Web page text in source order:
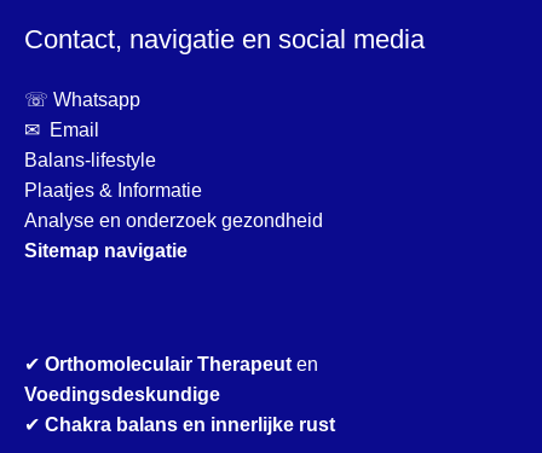
Contact, navigatie en social media
☏ Whatsapp
✉ Email
Balans-lifestyle
Plaatjes & Informatie
Analyse en onderzoek gezondheid
Sitemap navigatie
✔ Orthomoleculair Therapeut en
Voedingsdeskundige
✔ Chakra balans en innerlijke rust